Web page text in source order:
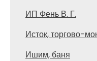
ИП Фень В. Г.
Исток, торгово-
Ишим, баня